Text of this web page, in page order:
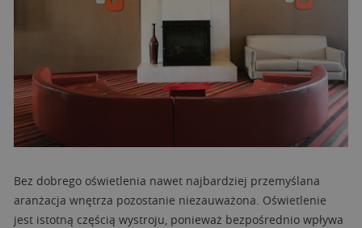
Bez dobrego oświetlenia nawet najbardziej przemyślana
aranżacja wnętrza pozostanie niezauważona. Oświetlenie
jest istotną częścią wystroju, ponieważ bezpośrednio wpływa